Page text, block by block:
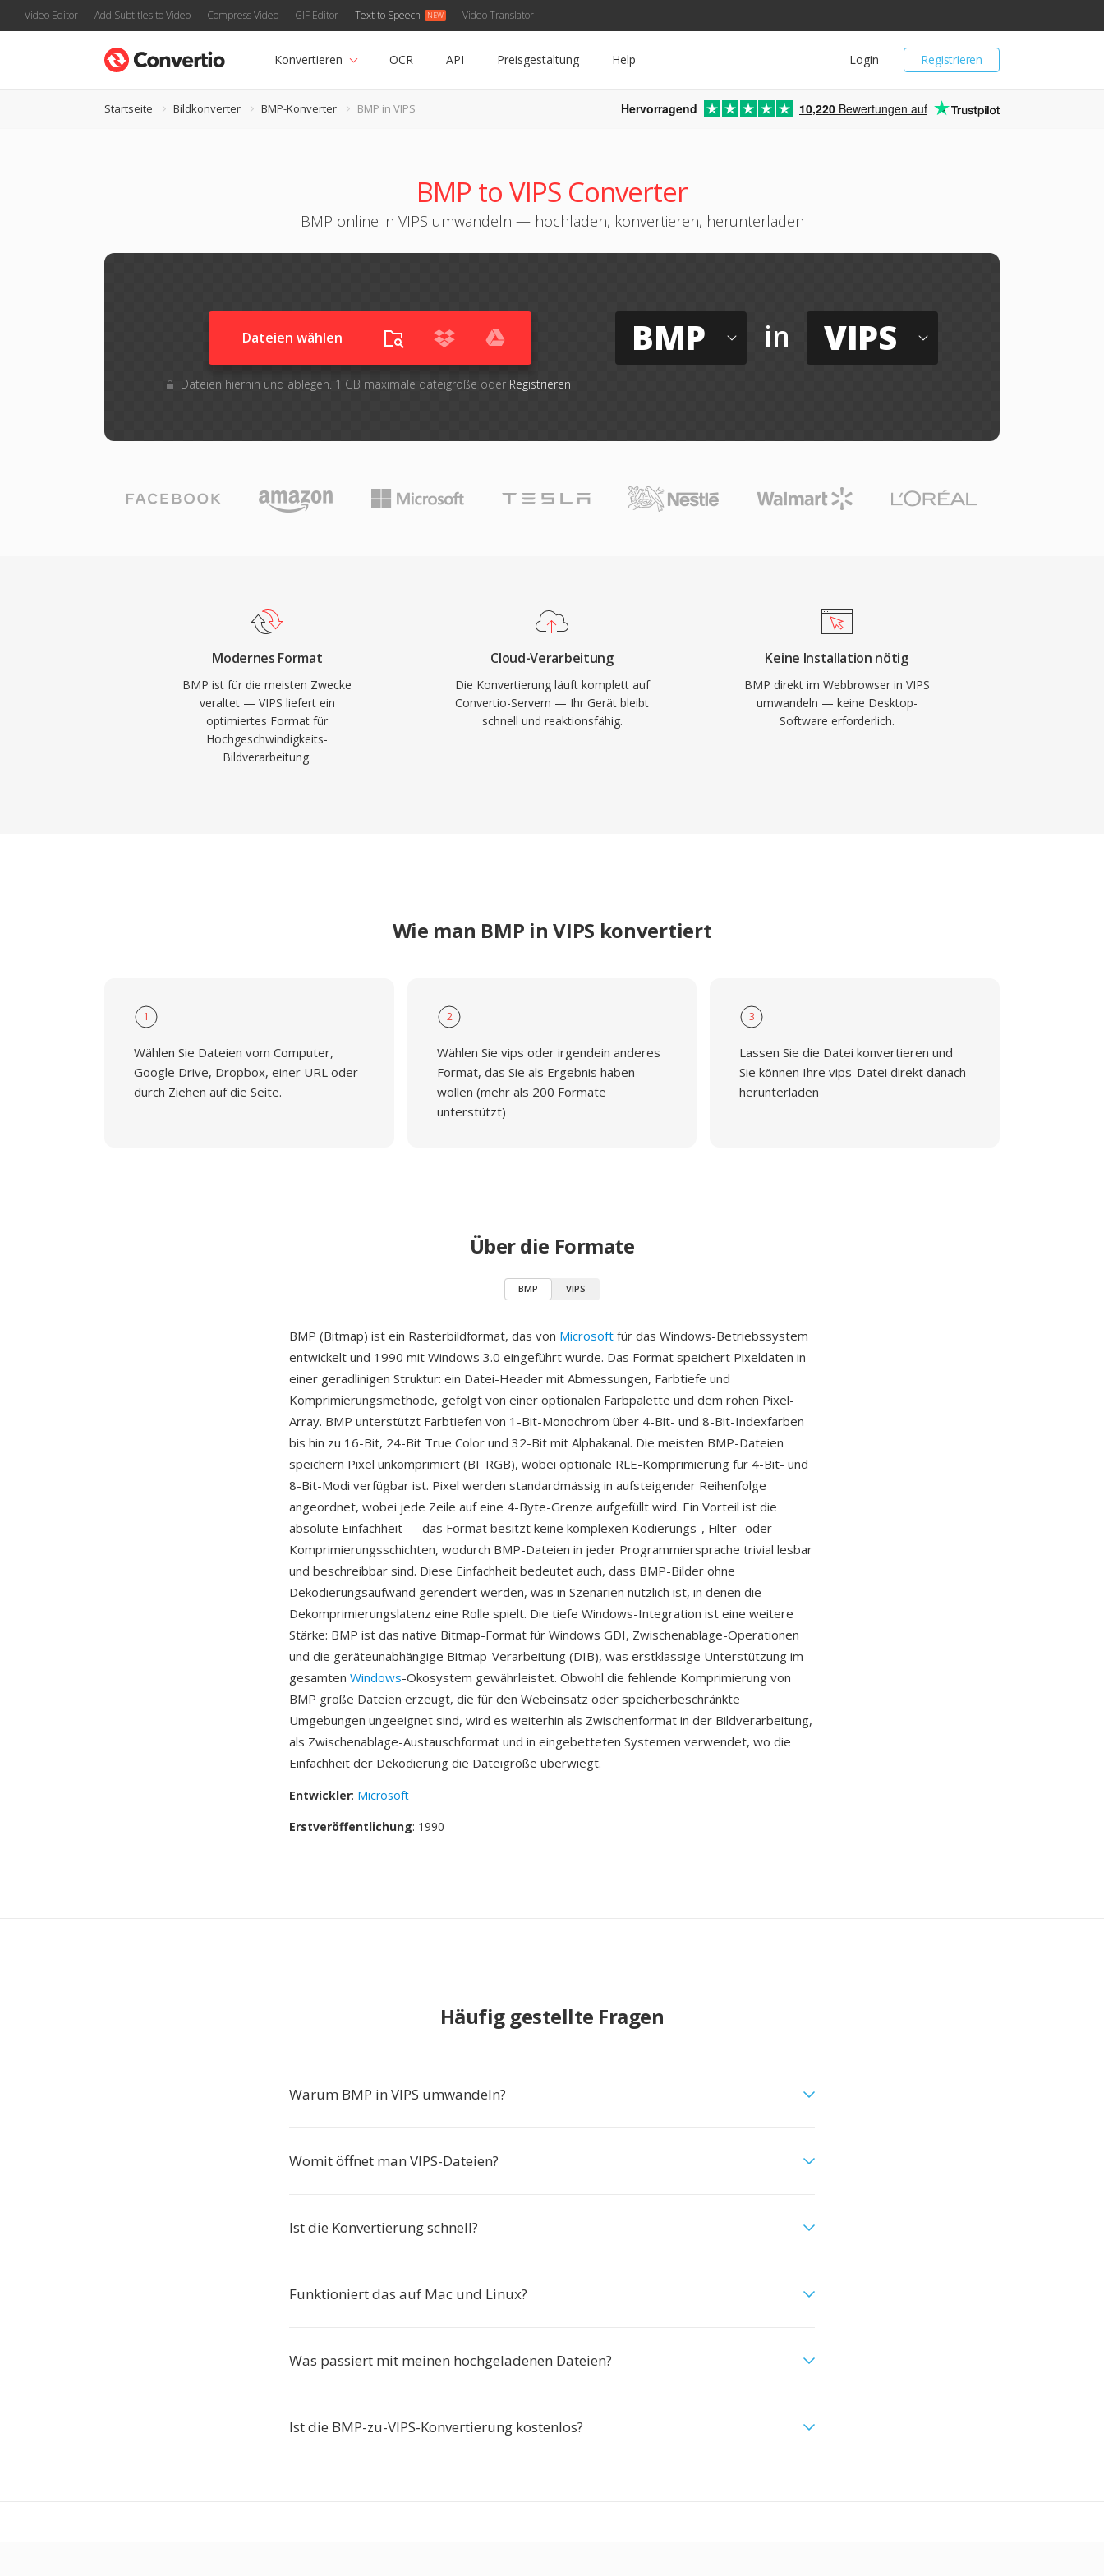
Video Editor Add Subtitles to Video Compress Video GIF Editor Text to Speech Video Translator
Registrieren
Login
Konvertieren OCR API Preisgestaltung Help
Startseite Bildkonverter BMP-Konverter BMP in VIPS Hervorragend 10,220 Bewertungen auf
BMP to VIPS Converter
BMP online in VIPS umwandeln — hochladen, konvertieren, herunterladen
Dateien wählen
Dateien hierhin und ablegen. 1 GB maximale dateigröße oder Registrieren
BMP in VIPS
Modernes Format
BMP ist für die meisten Zwecke
veraltet — VIPS liefert ein
optimiertes Format für
Hochgeschwindigkeits-
Bildverarbeitung.
Cloud-Verarbeitung
Die Konvertierung läuft komplett auf
Convertio-Servern — Ihr Gerät bleibt
schnell und reaktionsfähig.
Keine Installation nötig
BMP direkt im Webbrowser in VIPS
umwandeln — keine Desktop-
Software erforderlich.
Wie man BMP in VIPS konvertiert
1
Wählen Sie Dateien vom Computer,
Google Drive, Dropbox, einer URL oder
durch Ziehen auf die Seite.
2
Wählen Sie vips oder irgendein anderes
Format, das Sie als Ergebnis haben
wollen (mehr als 200 Formate
unterstützt)
3
Lassen Sie die Datei konvertieren und
Sie können Ihre vips-Datei direkt danach
herunterladen
Über die Formate
BMP VIPS
BMP (Bitmap) ist ein Rasterbildformat, das von Microsoft für das Windows-Betriebssystem
entwickelt und 1990 mit Windows 3.0 eingeführt wurde. Das Format speichert Pixeldaten in
einer geradlinigen Struktur: ein Datei-Header mit Abmessungen, Farbtiefe und
Komprimierungsmethode, gefolgt von einer optionalen Farbpalette und dem rohen Pixel-
Array. BMP unterstützt Farbtiefen von 1-Bit-Monochrom über 4-Bit- und 8-Bit-Indexfarben
bis hin zu 16-Bit, 24-Bit True Color und 32-Bit mit Alphakanal. Die meisten BMP-Dateien
speichern Pixel unkomprimiert (BI_RGB), wobei optionale RLE-Komprimierung für 4-Bit- und
8-Bit-Modi verfügbar ist. Pixel werden standardmässig in aufsteigender Reihenfolge
angeordnet, wobei jede Zeile auf eine 4-Byte-Grenze aufgefüllt wird. Ein Vorteil ist die
absolute Einfachheit — das Format besitzt keine komplexen Kodierungs-, Filter- oder
Komprimierungsschichten, wodurch BMP-Dateien in jeder Programmiersprache trivial lesbar
und beschreibbar sind. Diese Einfachheit bedeutet auch, dass BMP-Bilder ohne
Dekodierungsaufwand gerendert werden, was in Szenarien nützlich ist, in denen die
Dekomprimierungslatenz eine Rolle spielt. Die tiefe Windows-Integration ist eine weitere
Stärke: BMP ist das native Bitmap-Format für Windows GDI, Zwischenablage-Operationen
und die geräteunabhängige Bitmap-Verarbeitung (DIB), was erstklassige Unterstützung im
gesamten Windows-Ökosystem gewährleistet. Obwohl die fehlende Komprimierung von
BMP große Dateien erzeugt, die für den Webeinsatz oder speicherbeschränkte
Umgebungen ungeeignet sind, wird es weiterhin als Zwischenformat in der Bildverarbeitung,
als Zwischenablage-Austauschformat und in eingebetteten Systemen verwendet, wo die
Einfachheit der Dekodierung die Dateigröße überwiegt.
Entwickler: Microsoft
Erstveröffentlichung: 1990
Häufig gestellte Fragen
Warum BMP in VIPS umwandeln?
Womit öffnet man VIPS-Dateien?
Ist die Konvertierung schnell?
Funktioniert das auf Mac und Linux?
Was passiert mit meinen hochgeladenen Dateien?
Ist die BMP-zu-VIPS-Konvertierung kostenlos?